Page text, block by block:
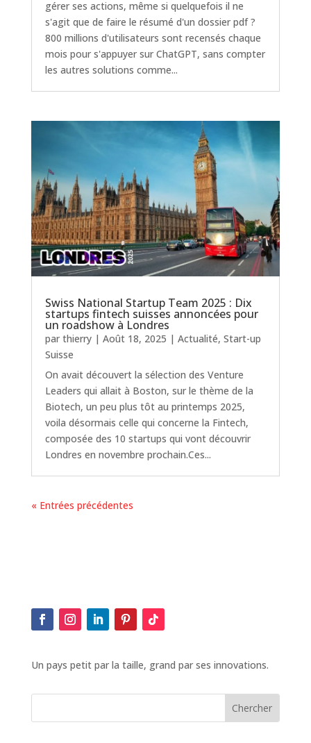
gérer ses actions, même si quelquefois il ne
s'agit que de faire le résumé d'un dossier pdf ?
800 millions d'utilisateurs sont recensés chaque
mois pour s'appuyer sur ChatGPT, sans compter
les autres solutions comme...
Swiss National Startup Team 2025 : Dix
startups fintech suisses annoncées pour
un roadshow à Londres
par thierry| Août 18, 2025 | Actualité, Start-up
Suisse
On avait découvert la sélection des Venture
Leaders qui allait à Boston, sur le thème de la
Biotech, un peu plus tôt au printemps 2025,
voila désormais celle qui concerne la Fintech,
composée des 10 startups qui vont découvrir
Londres en novembre prochain.Ces...
« Entrées précédentes
Un pays petit par la taille, grand par ses innovations.